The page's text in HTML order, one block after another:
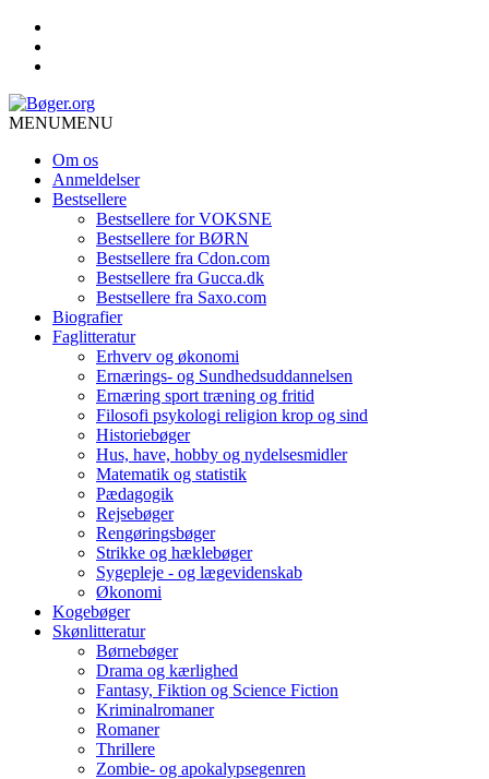
MENUMENU
Om os
Anmeldelser
Bestsellere
Bestsellere for VOKSNE
Bestsellere for BØRN
Bestsellere fra Cdon.com
Bestsellere fra Gucca.dk
Bestsellere fra Saxo.com
Biografier
Faglitteratur
Erhverv og økonomi
Ernærings- og Sundhedsuddannelsen
Ernæring sport træning og fritid
Filosofi psykologi religion krop og sind
Historiebøger
Hus, have, hobby og nydelsesmidler
Matematik og statistik
Pædagogik
Rejsebøger
Rengøringsbøger
Strikke og hæklebøger
Sygepleje - og lægevidenskab
Økonomi
Kogebøger
Skønlitteratur
Børnebøger
Drama og kærlighed
Fantasy, Fiktion og Science Fiction
Kriminalromaner
Romaner
Thrillere
Zombie- og apokalypsegenren